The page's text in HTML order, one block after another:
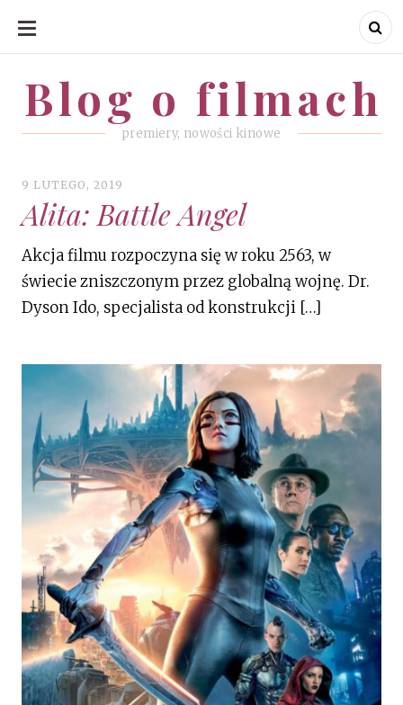
SKIP
CONTENT
Blog o filmach
premiery, nowości kinowe
Blog o filmach
9 LUTEGO, 2019
Alita: Battle Angel
Akcja filmu rozpoczyna się w roku 2563, w
świecie zniszczonym przez globalną wojnę. Dr.
Dyson Ido, specjalista od konstrukcji […]